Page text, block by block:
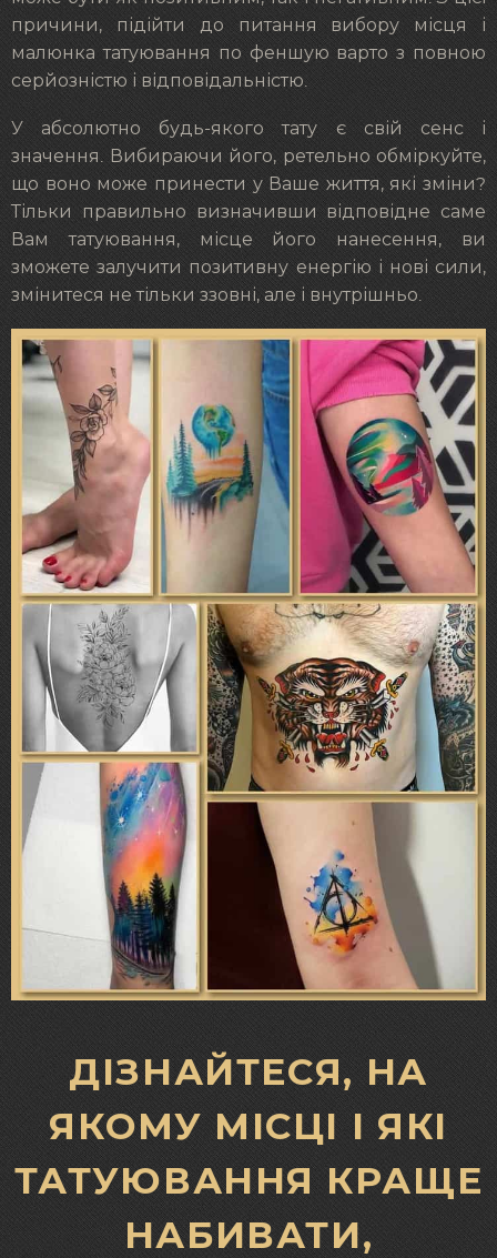
причини, підійти до питання вибору місця і
малюнка татуювання по феншую варто з повною
серйозністю і відповідальністю.
У абсолютно будь-якого тату є свій сенс і
значення. Вибираючи його, ретельно обміркуйте,
що воно може принести у Ваше життя, які зміни?
Тільки правильно визначивши відповідне саме
Вам татуювання, місце його нанесення, ви
зможете залучити позитивну енергію і нові сили,
змінитеся не тільки ззовні, але і внутрішньо.
ДІЗНАЙТЕСЯ, НА
ЯКОМУ МІСЦІ І ЯКІ
ТАТУЮВАННЯ КРАЩЕ
НАБИВАТИ,